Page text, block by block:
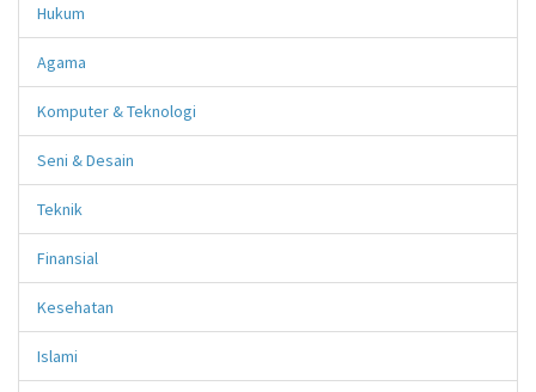
Hukum
Agama
Komputer & Teknologi
Seni & Desain
Teknik
Finansial
Kesehatan
Islami